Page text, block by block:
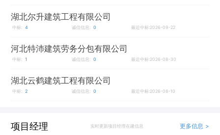
湖北尔升建筑工程有限公司
中标: 4 诚信信息: 0 最近中标:2026-09-22
河北特沛建筑劳务分包有限公司
中标: 1 诚信信息: 0 最近中标:2026-08-30
湖北云鹤建筑工程有限公司
中标: 2 诚信信息: 0 最近中标:2026-08-10
项目经理 实时更新项目经理在建信息 更多信息 >